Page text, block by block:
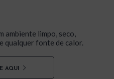
ambiente limpo, seco,
qualquer fonte de calor.
AQUI